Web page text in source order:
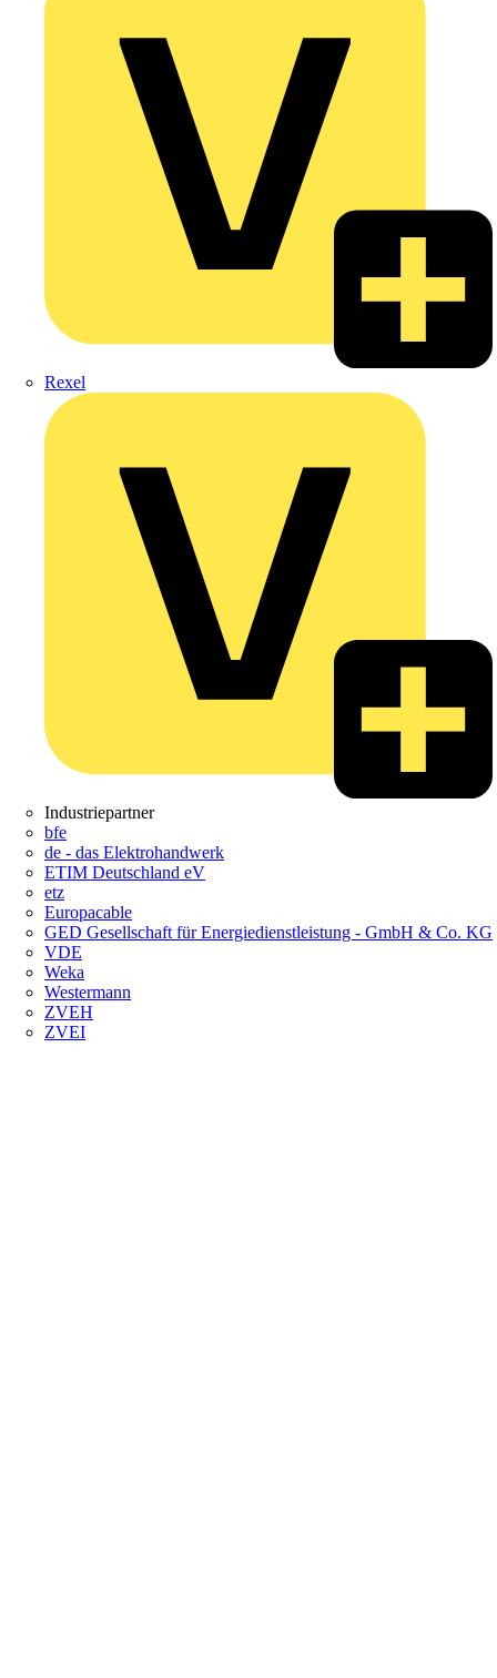
Rexel
Industriepartner
bfe
de - das Elektrohandwerk
ETIM Deutschland eV
etz
Europacable
GED Gesellschaft für Energiedienstleistung - GmbH & Co. KG
VDE
Weka
Westermann
ZVEH
ZVEI